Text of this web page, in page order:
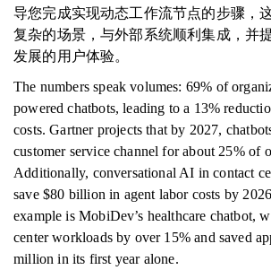
导您完成实现动态工作流节点的步骤，
复杂的场景，与外部系统顺利集成，并
发展的用户体验。
The numbers speak volumes: 69% of
powered chatbots, leading to a 13%
costs. Gartner projects that by 2027,
customer service channel for about 25% of
Additionally, conversational AI in contact
save $80 billion in agent labor costs by
example is MobiDev’s healthcare chatbot,
center workloads by over 15% and saved
million in its first year alone.